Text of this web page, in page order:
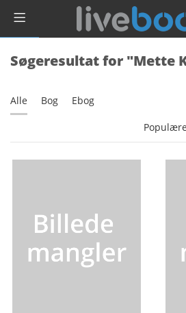
Søgeresultat for "Mette
Alle Bog Ebog